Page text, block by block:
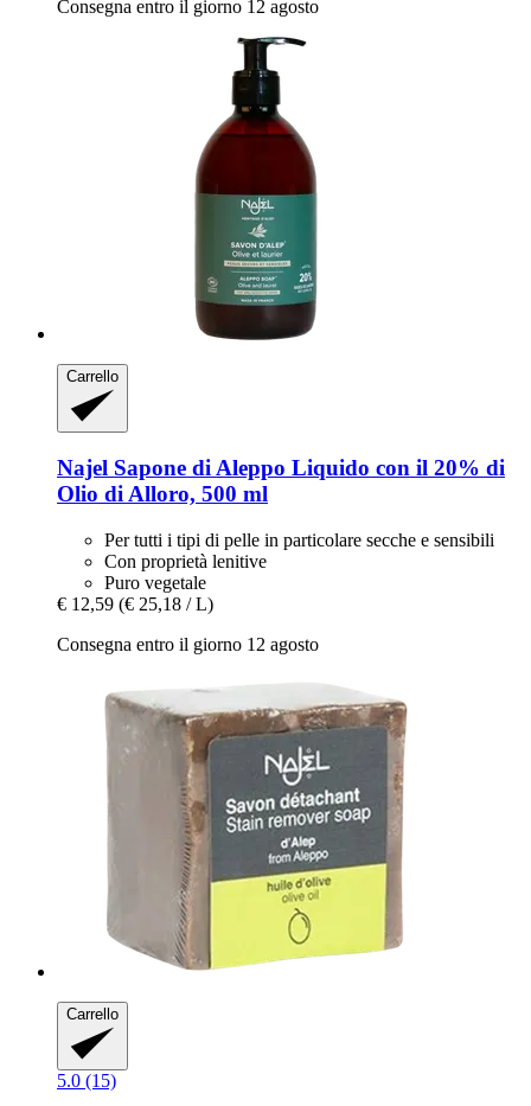
Consegna entro il giorno 12 agosto
Carrello
Najel Sapone di Aleppo Liquido con il 20% di
Olio di Alloro, 500 ml
Per tutti i tipi di pelle in particolare secche e sensibili
Con proprietà lenitive
Puro vegetale
€ 12,59 (€ 25,18 / L)
Consegna entro il giorno 12 agosto
Carrello
5.0 (15)